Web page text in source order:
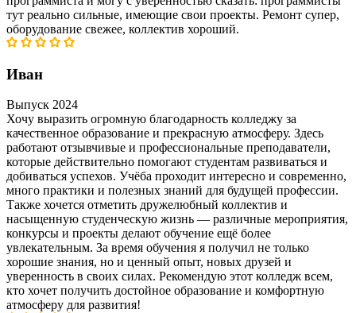
тут реально сильные, имеющие свои проекты. Ремонт супер,
оборудование свежее, коллектив хороший.
Иван
Выпуск 2024
Хочу выразить огромную благодарность колледжу за
качественное образование и прекрасную атмосферу. Здесь
работают отзывчивые и профессиональные преподаватели,
которые действительно помогают студентам развиваться и
добиваться успехов. Учёба проходит интересно и современно,
много практики и полезных знаний для будущей профессии.
Также хочется отметить дружелюбный коллектив и
насыщенную студенческую жизнь — различные мероприятия,
конкурсы и проекты делают обучение ещё более
увлекательным. За время обучения я получил не только
хорошие знания, но и ценный опыт, новых друзей и
уверенность в своих силах. Рекомендую этот колледж всем,
кто хочет получить достойное образование и комфортную
атмосферу для развития!